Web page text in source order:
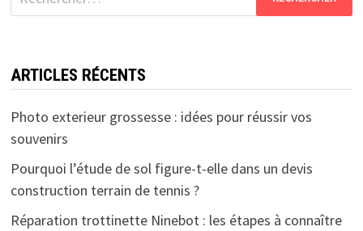
ARTICLES RÉCENTS
Photo exterieur grossesse : idées pour réussir vos
souvenirs
Pourquoi l’étude de sol figure-t-elle dans un devis
construction terrain de tennis ?
Réparation trottinette Ninebot : les étapes à connaître